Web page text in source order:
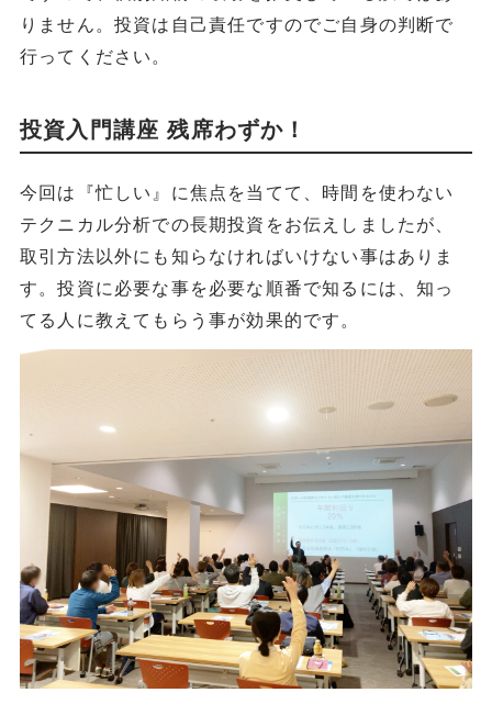
りません。投資は自己責任ですのでご自身の判断で
行ってください。
投資入門講座 残席わずか！
今回は『忙しい』に焦点を当てて、時間を使わない
テクニカル分析での長期投資をお伝えしましたが、
取引方法以外にも知らなければいけない事はありま
す。投資に必要な事を必要な順番で知るには、知っ
てる人に教えてもらう事が効果的です。